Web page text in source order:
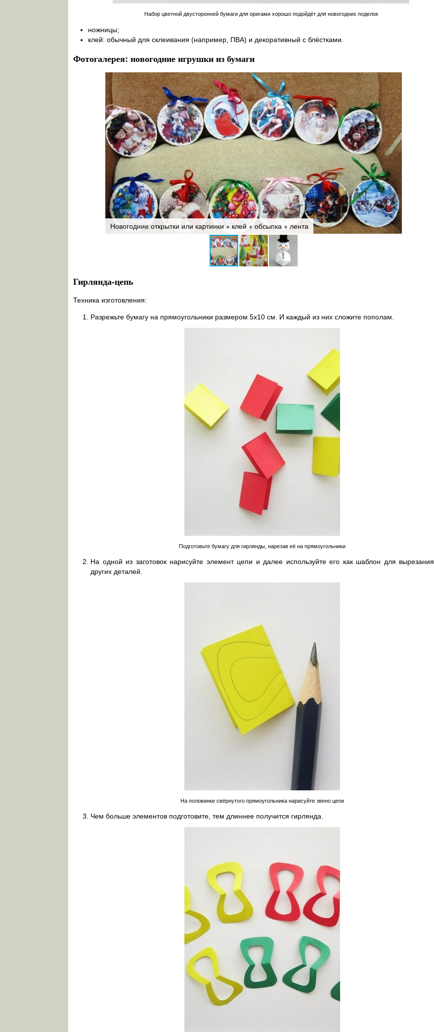
Набор цветной двусторонней бумаги для оригами хорошо подойдёт для новогодних поделок
ножницы;
клей: обычный для склеивания (например, ПВА) и декоративный с блёстками.
Фотогалерея: новогодние игрушки из бумаги
Новогодние открытки или картинки + клей + обсыпка + лента
Гирлянда-цепь
Техника изготовления:
Разрежьте бумагу на прямоугольники размером 5х10 см. И каждый из них сложите пополам.
Подготовьте бумагу для гирлянды, нарезав её на прямоугольники
На одной из заготовок нарисуйте элемент цепи и далее используйте его как шаблон для вырезания
других деталей.
На половинке свёрнутого прямоугольника нарисуйте звено цепи
Чем больше элементов подготовите, тем длиннее получится гирлянда.